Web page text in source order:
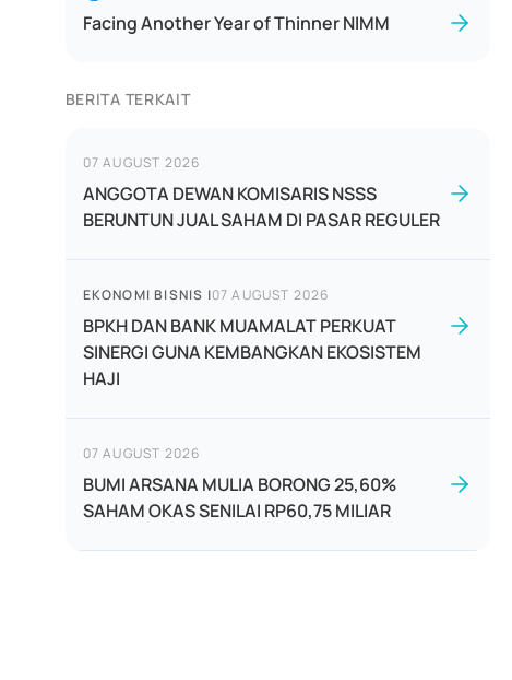
Facing Another Year of Thinner NIMM
BERITA TERKAIT
07 AUGUST 2026
ANGGOTA DEWAN KOMISARIS NSSS
BERUNTUN JUAL SAHAM DI PASAR REGULER
EKONOMI BISNIS |07 AUGUST 2026
BPKH DAN BANK MUAMALAT PERKUAT
SINERGI GUNA KEMBANGKAN EKOSISTEM
HAJI
07 AUGUST 2026
BUMI ARSANA MULIA BORONG 25,60%
SAHAM OKAS SENILAI RP60,75 MILIAR